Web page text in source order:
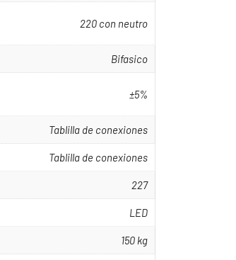
220 con neutro
Bifasico
±5%
Tablilla de conexiones
Tablilla de conexiones
227
LED
150 kg